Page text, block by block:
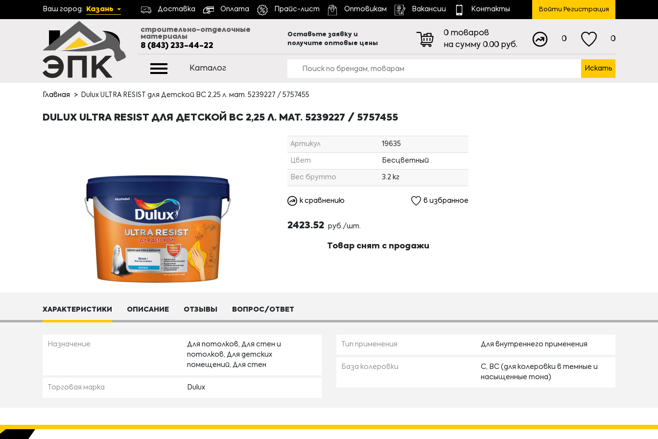
Ваш город: Казань Доставка Оплата Прайс-лист Оптовикам Вакансии Контакты Войти Регистрация
строительно-отделочные
материалы
8 (843) 233-44-22
Оставьте заявку и
получите оптовые цены
0 товаров
на сумму 0.00 руб.
0 0
Каталог Искать
Главная Dulux ULTRA RESIST для Детской BС 2,25 л. мат. 5239227 / 5757455
DULUX ULTRA RESIST ДЛЯ ДЕТСКОЙ BС 2,25 Л. МАТ. 5239227 / 5757455
Артикул 19635
Цвет Бесцветный
Вес брутто 3.2 кг
к сравнению в избранное
2423.52 руб./шт.
Товар снят с продажи
ХАРАКТЕРИСТИКИ ОПИСАНИЕ ОТЗЫВЫ ВОПРОС/ОТВЕТ
Назначение
Для потолков, Для стен и
потолков, Для детских
помещений, Для стен
Торговая марка Dulux
Тип применения Для внутреннего применения
База колеровки
С, BC (для колеровки в темные и
насыщенные тона)